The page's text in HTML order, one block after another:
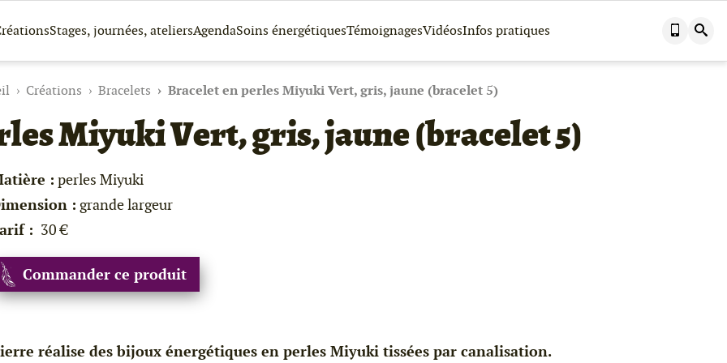
Stages, journées, ateliersAgendaSoins énergétiquesTémoignagesVidéosInfos pratiques Nous
contacter
Effectuer
une
ce
Créations Bracelets Bracelet en perles Miyuki Vert, gris, jaune (bracelet 5)
Miyuki Vert, gris, jaune (bracelet 5)
: perles Miyuki
: grande largeur
: 30 €
Commander ce produit
réalise des bijoux énergétiques en perles Miyuki tissées par canalisation.